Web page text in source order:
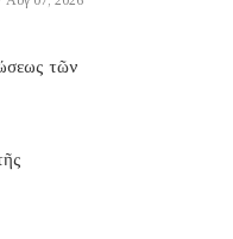
τῶν